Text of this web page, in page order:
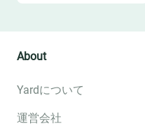
About
Yardについて
運営会社